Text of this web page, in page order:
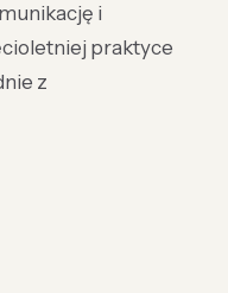
i
praktyce
z